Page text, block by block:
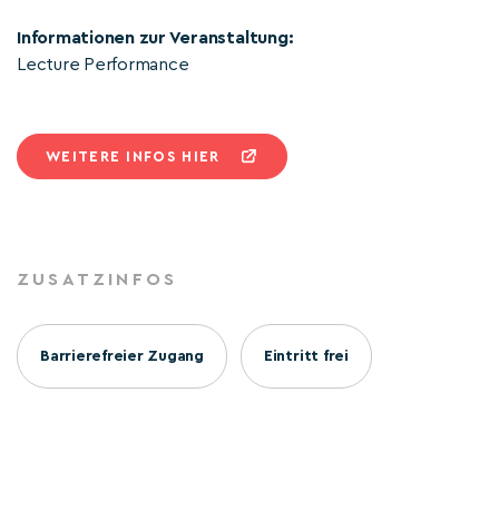
Informationen zur Veranstaltung:
Lecture Performance
WEITERE INFOS HIER
ZUSATZINFOS
Barrierefreier Zugang Eintritt frei